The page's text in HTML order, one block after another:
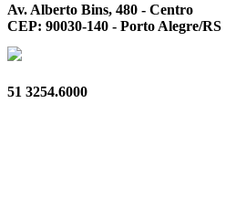
Av. Alberto Bins, 480 - Centro
CEP: 90030-140 - Porto Alegre/RS
51 3254.6000